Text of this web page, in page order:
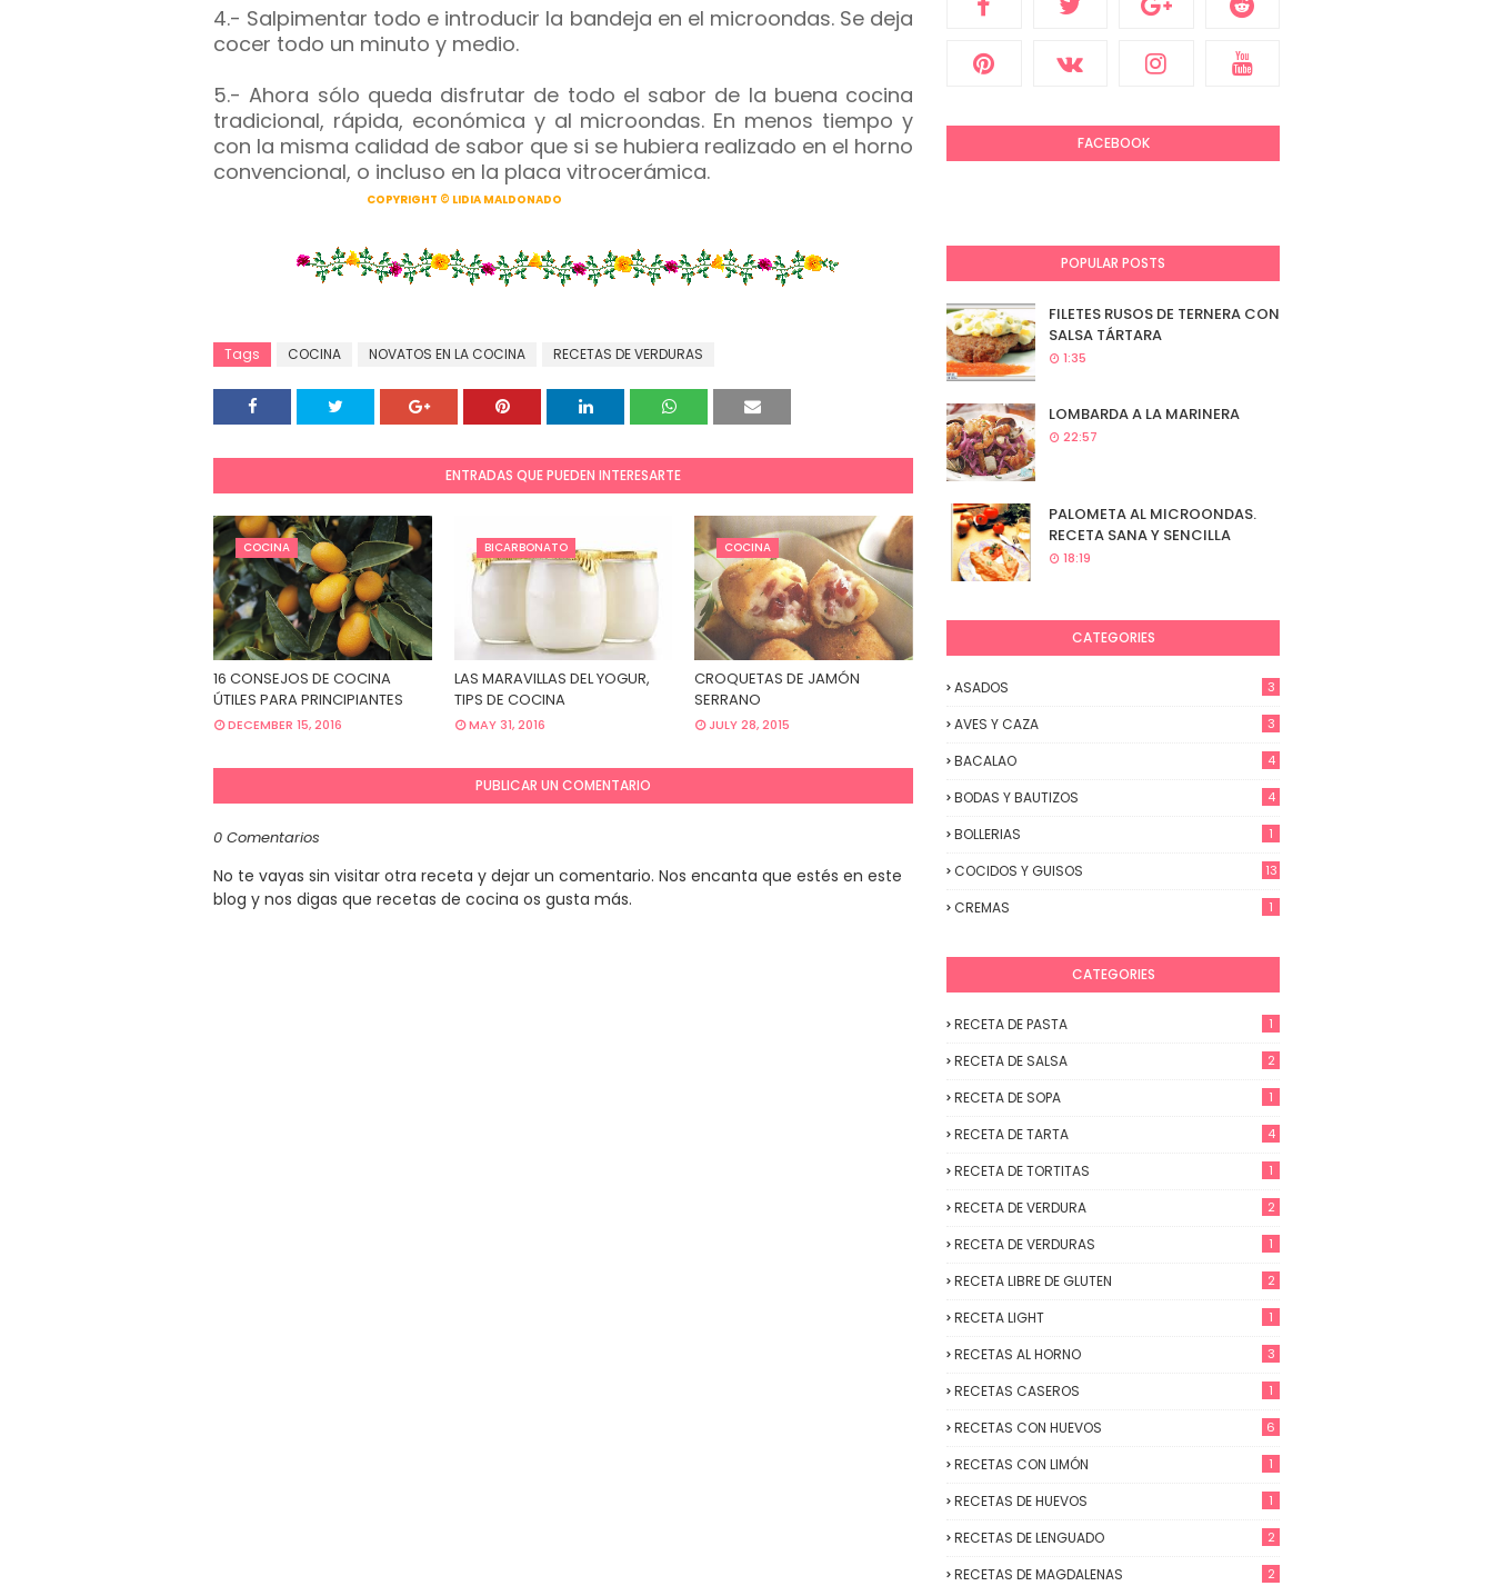
4.- Salpimentar todo e introducir la bandeja en el microondas. Se deja
cocer todo un minuto y medio.
5.- Ahora sólo queda disfrutar de todo el sabor de la buena cocina
tradicional, rápida, económica y al microondas. En menos tiempo y
con la misma calidad de sabor que si se hubiera realizado en el horno
convencional, o incluso en la placa vitrocerámica.
COPYRIGHT © LIDIA MALDONADO
Tags COCINA NOVATOS EN LA COCINA RECETAS DE VERDURAS
ENTRADAS QUE PUEDEN INTERESARTE
COCINA
16 CONSEJOS DE COCINA
ÚTILES PARA PRINCIPIANTES
DECEMBER 15, 2016
BICARBONATO
LAS MARAVILLAS DEL YOGUR,
TIPS DE COCINA
MAY 31, 2016
COCINA
CROQUETAS DE JAMÓN
SERRANO
JULY 28, 2015
PUBLICAR UN COMENTARIO
0 Comentarios
No te vayas sin visitar otra receta y dejar un comentario. Nos encanta que estés en este
blog y nos digas que recetas de cocina os gusta más.
FACEBOOK
POPULAR POSTS
FILETES RUSOS DE TERNERA CON
SALSA TÁRTARA
1:35
LOMBARDA A LA MARINERA
22:57
PALOMETA AL MICROONDAS.
RECETA SANA Y SENCILLA
18:19
CATEGORIES
ASADOS 3
AVES Y CAZA 3
BACALAO 4
BODAS Y BAUTIZOS 4
BOLLERIAS 1
COCIDOS Y GUISOS 13
CREMAS 1
CATEGORIES
RECETA DE PASTA 1
RECETA DE SALSA 2
RECETA DE SOPA 1
RECETA DE TARTA 4
RECETA DE TORTITAS 1
RECETA DE VERDURA 2
RECETA DE VERDURAS 1
RECETA LIBRE DE GLUTEN 2
RECETA LIGHT 1
RECETAS AL HORNO 3
RECETAS CASEROS 1
RECETAS CON HUEVOS 6
RECETAS CON LIMÓN 1
RECETAS DE HUEVOS 1
RECETAS DE LENGUADO 2
RECETAS DE MAGDALENAS 2